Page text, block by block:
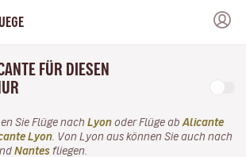
FÜR DIESEN
Sie Flüge nach Lyon oder Flüge ab Alicante
Lyon . Von Lyon aus können Sie auch nach
Nantes fliegen.